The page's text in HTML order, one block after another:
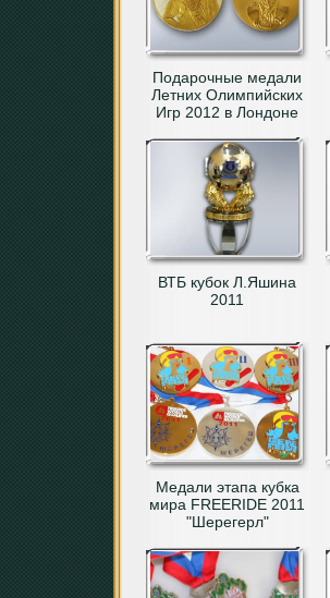
Подарочные медали
Летних Олимпийских
Игр 2012 в Лондоне
ВТБ кубок Л.Яшина
2011
Медали этапа кубка
мира FREERIDE 2011
"Шерегерл"